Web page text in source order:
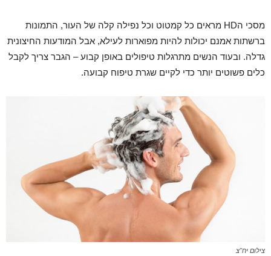
מסכי הHD מראים כל קמטוט וכל נפילה קלה של העור, התמונות
ברשתות אמנם יכולות להיות מפוארות לעילא, אבל המודעות החיצונית
גדלה. ובעוד הנשים מתרגלות טיפולים באופן קבוע – הגבר צריך לקבל
כלים פשוטים יותר כדי לקיים שגרת טיפוח קבועה.
צילום יח"צ